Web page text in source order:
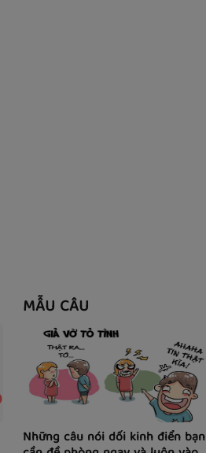
MẪU CÂU
Những câu nói dối kinh điển bạn